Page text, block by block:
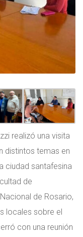
realizó una visita
distintos temas en
ciudad santafesina
de
de Rosario,
locales sobre el
con una reunión